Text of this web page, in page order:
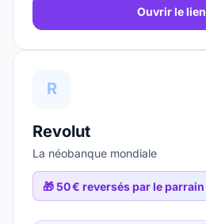
Ouvrir le lien
R
Revolut
La néobanque mondiale
🎁50 € reversés par le parrain